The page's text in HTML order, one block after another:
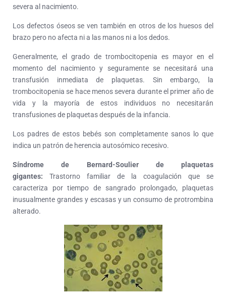
severa al nacimiento.
Los defectos óseos se ven también en otros de los huesos del
brazo pero no afecta ni a las manos ni a los dedos.
Generalmente, el grado de trombocitopenia es mayor en el
momento del nacimiento y seguramente se necesitará una
transfusión inmediata de plaquetas. Sin embargo, la
trombocitopenia se hace menos severa durante el primer año de
vida y la mayoría de estos individuos no necesitarán
transfusiones de plaquetas después de la infancia.
Los padres de estos bebés son completamente sanos lo que
indica un patrón de herencia autosómico recesivo.
Síndrome de Bernard-Soulier de plaquetas
gigantes: Trastorno familiar de la coagulación que se
caracteriza por tiempo de sangrado prolongado, plaquetas
inusualmente grandes y escasas y un consumo de protrombina
alterado.